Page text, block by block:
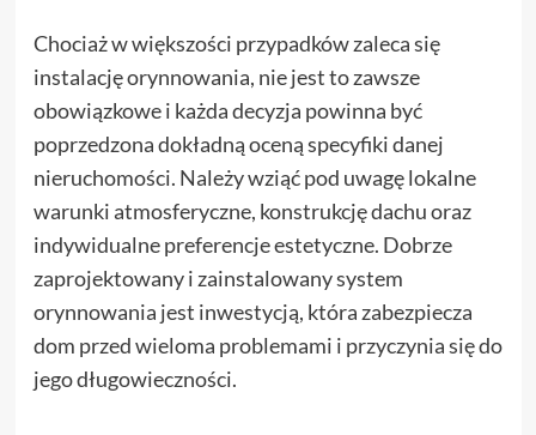
Chociaż w większości przypadków zaleca się
instalację orynnowania, nie jest to zawsze
obowiązkowe i każda decyzja powinna być
poprzedzona dokładną oceną specyfiki danej
nieruchomości. Należy wziąć pod uwagę lokalne
warunki atmosferyczne, konstrukcję dachu oraz
indywidualne preferencje estetyczne. Dobrze
zaprojektowany i zainstalowany system
orynnowania jest inwestycją, która zabezpiecza
dom przed wieloma problemami i przyczynia się do
jego długowieczności.